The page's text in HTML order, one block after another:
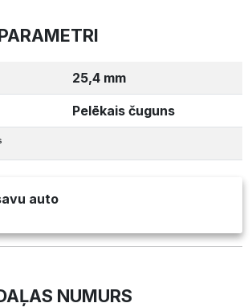
25,4 mm
Pelēkais čuguns
auto
NUMURS